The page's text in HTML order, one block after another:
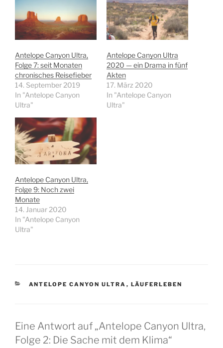
Antelope Canyon Ultra,
Folge 7: seit Monaten
chronisches Reisefieber
14. September 2019
In "Antelope Canyon
Ultra"
Antelope Canyon Ultra
2020 — ein Drama in fünf
Akten
17. März 2020
In "Antelope Canyon
Ultra"
Antelope Canyon Ultra,
Folge 9: Noch zwei
Monate
14. Januar 2020
In "Antelope Canyon
Ultra"
KATEGORIEN
ANTELOPE CANYON ULTRA , LÄUFERLEBEN
Eine Antwort auf „Antelope Canyon Ultra,
Folge 2: Die Sache mit dem Klima“